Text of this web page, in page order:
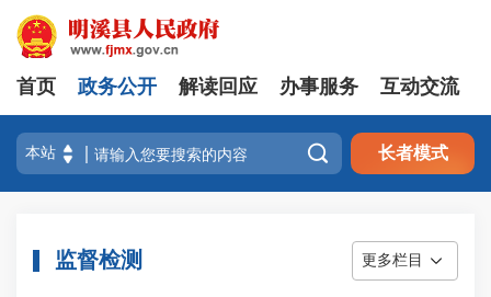
首页 政务公开 解读回应 办事服务 互动交流
 长者模式
监督检测 更多栏目